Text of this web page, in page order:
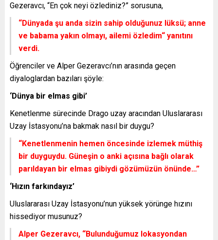
Gezeravcı, “En çok neyi özlediniz?” sorusuna,
“Dünyada şu anda sizin sahip olduğunuz lüksü; anne
ve babama yakın olmayı, ailemi özledim“ yanıtını
verdi.
Öğrenciler ve Alper Gezeravcı’nın arasında geçen
diyaloglardan bazıları şöyle:
‘Dünya bir elmas gibi’
Kenetlenme sürecinde Drago uzay aracından Uluslararası
Uzay İstasyonu’na bakmak nasıl bir duygu?
“Kenetlenmenin hemen öncesinde izlemek müthiş
bir duyguydu. Güneşin o anki açısına bağlı olarak
parıldayan bir elmas gibiydi gözümüzün önünde…”
‘Hızın farkındayız’
Uluslararası Uzay İstasyonu’nun yüksek yörünge hızını
hissediyor musunuz?
Alper Gezeravcı, “Bulunduğumuz lokasyondan